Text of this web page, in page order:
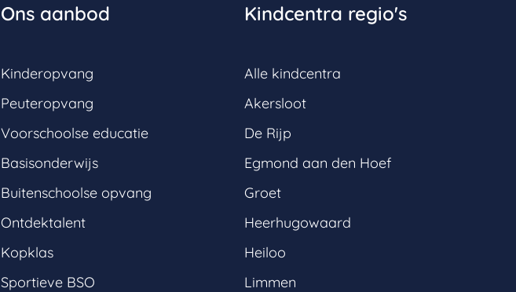
Ons aanbod
Kinderopvang
Peuteropvang
Voorschoolse educatie
Basisonderwijs
Buitenschoolse opvang
Ontdektalent
Kopklas
Sportieve BSO
Kindcentra regio's
Alle kindcentra
Akersloot
De Rijp
Egmond aan den Hoef
Groet
Heerhugowaard
Heiloo
Limmen